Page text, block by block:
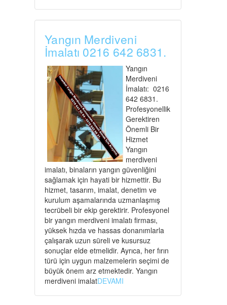
Yangın Merdiveni
İmalatı 0216 642 6831.
Yangın
Merdiveni
İmalatı: 0216
642 6831.
Profesyonellik
Gerektiren
Önemli Bir
Hizmet
Yangın
merdiveni
imalatı, binaların yangın güvenliğini
sağlamak için hayati bir hizmettir. Bu
hizmet, tasarım, imalat, denetim ve
kurulum aşamalarında uzmanlaşmış
tecrübeli bir ekip gerektirir. Profesyonel
bir yangın merdiveni imalatı firması,
yüksek hızda ve hassas donanımlarla
çalışarak uzun süreli ve kusursuz
sonuçlar elde etmelidir. Ayrıca, her fırın
türü için uygun malzemelerin seçimi de
büyük önem arz etmektedir. Yangın
merdiveni imalatDEVAMI